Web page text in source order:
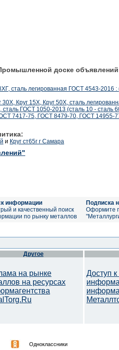
доске
сталь легированная ГОСТ 4543-2016
30Х, Круг 15Х, Круг 50Х, сталь
сталь ГОСТ 1050-2013 (сталь 10 - сталь
7417-75, ГОСТ 8479-70, ГОСТ 14955-
и Круг ст65г г Самара
информации
и качественный поиск
по рынку металлов
Подписка
Оформите
Другое
на рынке
на ресурсах
Доступ
Одноклассники